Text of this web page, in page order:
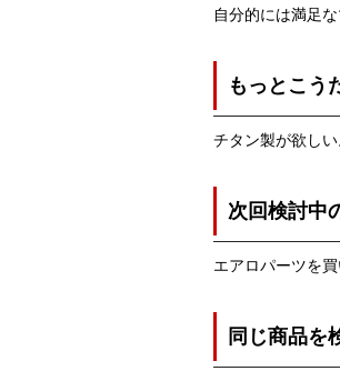
自分的には満足
もっとこう
チタン製が欲しい
次回検討中
エアロパーツを買
同じ商品を